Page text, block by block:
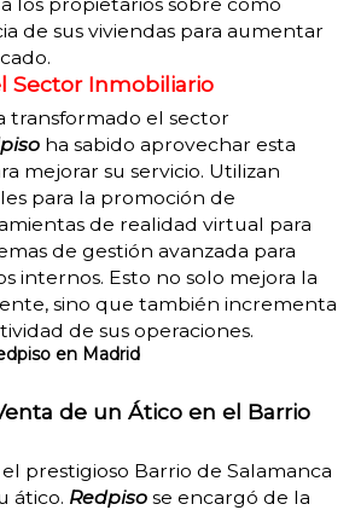
de sus viviendas para aumentar
Sector Inmobiliario
transformado el sector
ha sabido aprovechar esta
mejorar su servicio. Utilizan
para la promoción de
de realidad virtual para
de gestión avanzada para
internos. Esto no solo mejora la
sino que también incrementa
de sus operaciones.
en Madrid
de un Ático en el Barrio
prestigioso Barrio de Salamanca
ático. Redpisose encargó de la